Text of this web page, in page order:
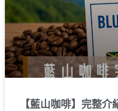
【藍山咖啡】完整介